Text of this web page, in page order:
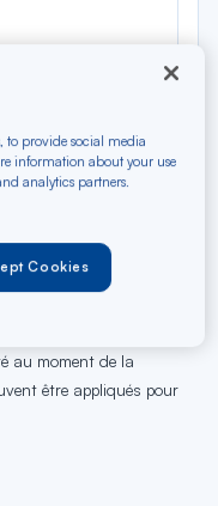
Ve
Sa
Di
au moment de la
être appliqués pour
to provide social media
information about your use
analytics partners.
Cookies